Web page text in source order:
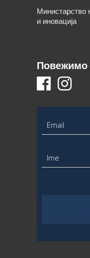
Министарство
и иновација
Повежимо